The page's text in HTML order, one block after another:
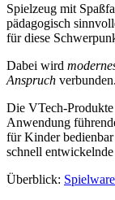
Spielzeug mit
pädagogisch
für diese
Dabei wird
Anspruch verbunden.
Die VTech-
Anwendung
für Kinder
schnell
Überblick: